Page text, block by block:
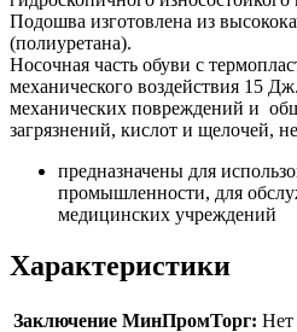
Подошва изготовлена из
(полиуретана).
Носочная часть обуви с
механического воздействия 15
механических повреждений и
загрязнений, кислот и щелочей,
предназначены для
промышленности, для
медицинских учреждений
Характеристики
Заключение МинПромТорг: Нет